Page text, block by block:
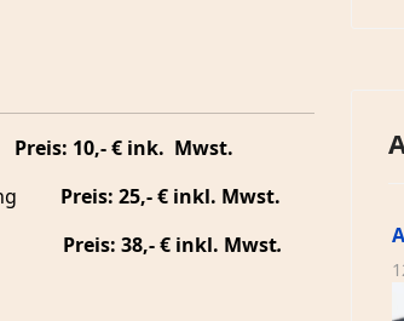
ink. Mwst.
Preis: 25,- € inkl. Mwst.
Preis: 38,- € inkl. Mwst.